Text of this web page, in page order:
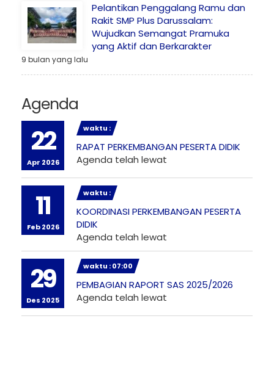
Pelantikan Penggalang Ramu dan
Rakit SMP Plus Darussalam:
Wujudkan Semangat Pramuka
yang Aktif dan Berkarakter
9 bulan yang lalu
Agenda
22
Apr 2026
waktu :
RAPAT PERKEMBANGAN PESERTA DIDIK
Agenda telah lewat
11
Feb 2026
waktu :
KOORDINASI PERKEMBANGAN PESERTA
DIDIK
Agenda telah lewat
29
Des 2025
waktu : 07:00
PEMBAGIAN RAPORT SAS 2025/2026
Agenda telah lewat